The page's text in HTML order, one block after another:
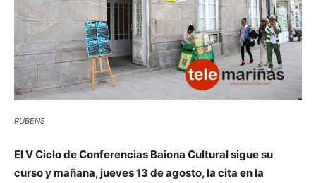
RUBENS
El V Ciclo de Conferencias Baiona Cultural sigue su
curso y mañana, jueves 13 de agosto, la cita en la